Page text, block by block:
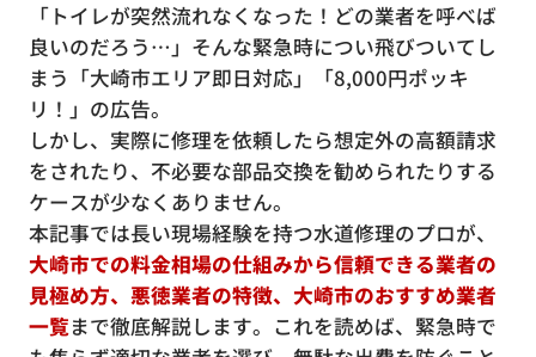
「トイレが突然流れなくなった！どの業者を呼べば
良いのだろう…」そんな緊急時につい飛びついてし
まう「大崎市エリア即日対応」「8,000円ポッキ
リ！」の広告。
しかし、実際に修理を依頼したら想定外の高額請求
をされたり、不必要な部品交換を勧められたりする
ケースが少なくありません。
本記事では長い現場経験を持つ水道修理のプロが、
大崎市での料金相場の仕組みから信頼できる業者の
見極め方、悪徳業者の特徴、大崎市のおすすめ業者
一覧まで徹底解説します。これを読めば、緊急時で